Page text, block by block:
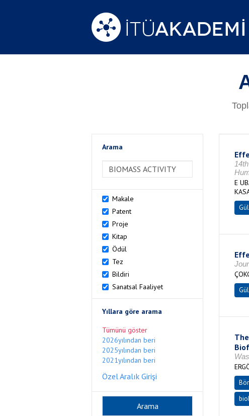
Arama
>Arama
Makale
Patent
Proje
Kitap
Ödül
Tez
Bildiri
Sanatsal Faaliyet
Yıllara göre arama
Tümünü göster
2026yılından beri
2025yılından beri
2021yılından beri
Özel Aralık Girişi
E